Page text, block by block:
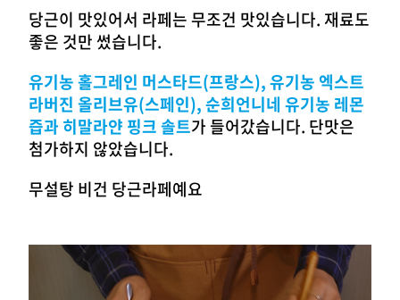
당근이 맛있어서 라페는 무조건 맛있습니다. 재료도
좋은 것만 썼습니다.
유기농 홀그레인 머스타드(프랑스), 유기농 엑스트
라버진 올리브유(스페인), 순희언니네 유기농 레몬
즙과 히말라얀 핑크 솔트가 들어갔습니다. 단맛은
첨가하지 않았습니다.
무설탕 비건 당근라페예요